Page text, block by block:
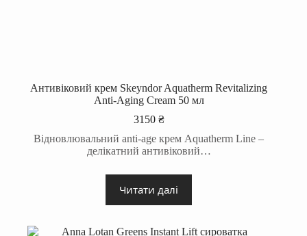
Антивіковий крем Skeyndor Aquatherm Revitalizing
Anti-Aging Cream 50 мл
3150 ₴
Відновлювальний anti-age крем Aquatherm Line –
делікатний антивіковий…
Читати далі